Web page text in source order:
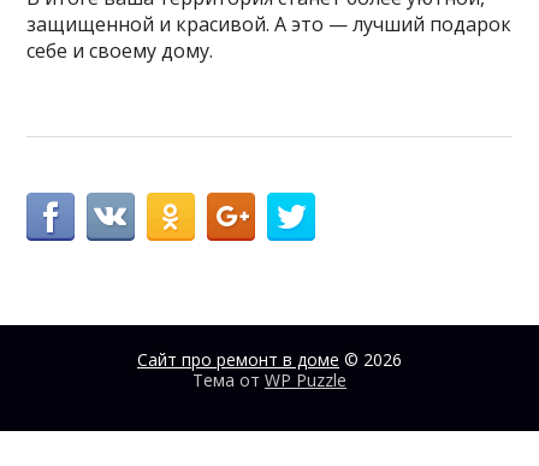
защищенной и красивой. А это — лучший подарок
себе и своему дому.
Сайт про ремонт в доме © 2026
Тема от WP Puzzle